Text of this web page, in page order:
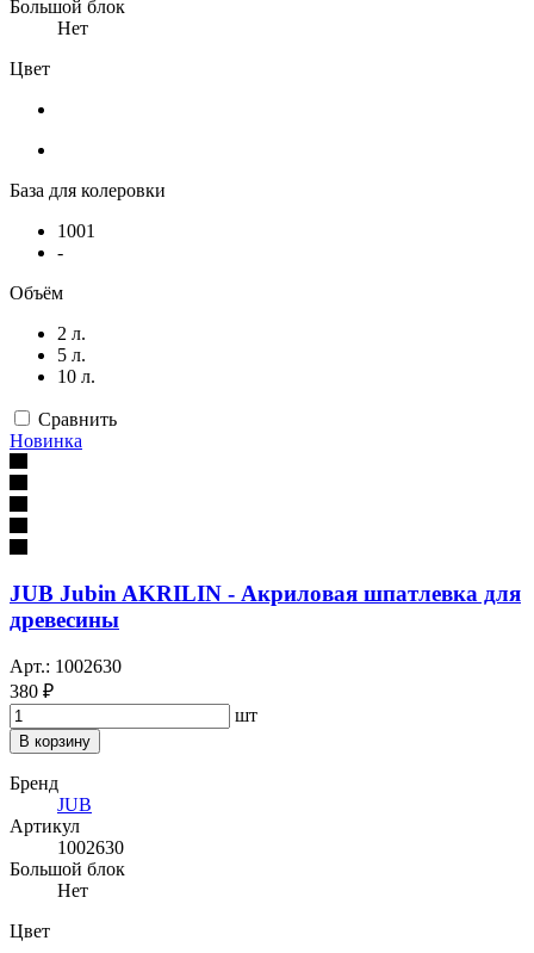
Большой блок
Нет
Цвет
База для колеровки
1001
-
Объём
2 л.
5 л.
10 л.
Сравнить
Новинка
JUB Jubin AKRILIN - Акриловая шпатлевка для
древесины
Арт.: 1002630
380 ₽
шт
В корзину
Бренд
JUB
Артикул
1002630
Большой блок
Нет
Цвет